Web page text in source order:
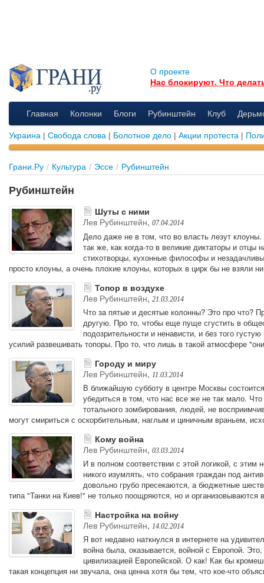
О проекте
Нас блокируют. Что
Главная Колонки Блоги Рубинштейн Клуб
Украина | Свобода слова | Болотное дело | Акции протеста |
Грани.Ру / Культура / Эссе / Рубинштейн
Рубинштейн
Шуты с ними
Лев Рубинштейн, 07.04.2014
Дело даже не в том, что во власть лезут
так же, как когда-то в великие диктаторы и отцы
стихотворцы, кухонные философы и
просто клоуны, а очень плохие клоуны, которых в цирк бы не взяли
Топор в воздухе
Лев Рубинштейн, 21.03.2014
Что за пятые и десятые колонны? Это про что?
другую. Про то, чтобы еще пуще сгустить в
подозрительности и ненависти, и без того
усилий развешивать топоры. Про то, что лишь в такой атмосфере
Городу и миру
Лев Рубинштейн, 11.03.2014
В ближайшую субботу в центре Москвы
убедиться в том, что нас все же не так мало.
тотального зомбирования, людей, не
могут смириться с оскорбительным, наглым и циничным враньем,
Кому война
Лев Рубинштейн, 03.03.2014
И в полном соответствии с этой логикой, с
никого изумлять, что собрания граждан под
довольно грубо пресекаются, а бюджетные
типа "Танки на Киев!" не только поощряются, но и организовываются
Настройка на войну
Лев Рубинштейн, 14.02.2014
Я вот недавно наткнулся в интернете на
война была, оказывается, войной с Европой.
цивилизацией Европейской. О как! Как бы
такая концепция ни звучала, она ценна хотя бы тем, что кое-что